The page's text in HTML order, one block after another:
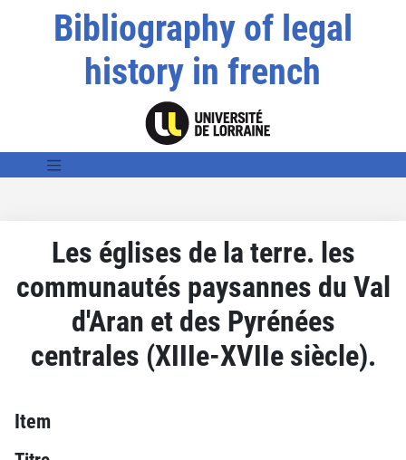
Bibliography of legal
history in french
Les églises de la terre. les
communautés paysannes du Val
d'Aran et des Pyrénées
centrales (XIIIe-XVIIe siècle).
Item